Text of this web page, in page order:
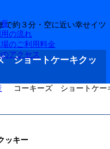
ショートケーキクッ
コーキーズ ショートケー
ッキー